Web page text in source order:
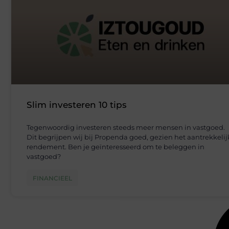
Slim investeren 10 tips
Tegenwoordig investeren steeds meer mensen in vastgoed.
Dit begrijpen wij bij Propenda goed, gezien het
rendement. Ben je geïnteresseerd om te beleggen in
vastgoed?
FINANCIEEL